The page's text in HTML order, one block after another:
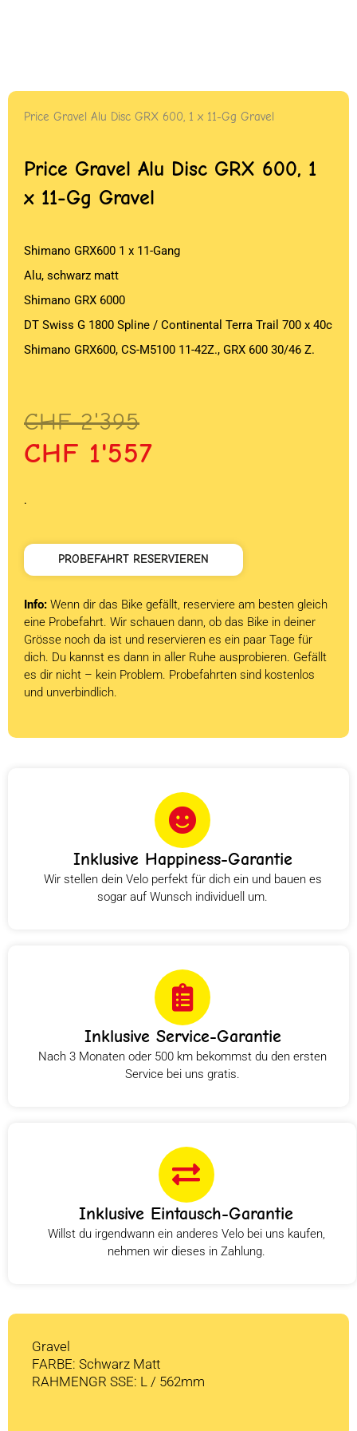
Price Gravel Alu Disc GRX 600, 1 x 11-Gg Gravel
Price Gravel Alu Disc GRX 600, 1
x 11-Gg Gravel
Shimano GRX600 1 x 11-Gang
Alu, schwarz matt
Shimano GRX 6000
DT Swiss G 1800 Spline / Continental Terra Trail 700 x 40c
Shimano GRX600, CS-M5100 11-42Z., GRX 600 30/46 Z.
CHF2'395
Ursprünglicher
Preis
war:
CHF 2'395
CHF 1'557
Aktueller
Preis
ist:
CHF 1'557.
.
PROBEFAHRT RESERVIEREN
Info: Wenn dir das Bike gefällt, reserviere am besten gleich
eine Probefahrt. Wir schauen dann, ob das Bike in deiner
Grösse noch da ist und reservieren es ein paar Tage für
dich. Du kannst es dann in aller Ruhe ausprobieren. Gefällt
es dir nicht – kein Problem. Probefahrten sind kostenlos
und unverbindlich.
Inklusive Happiness-Garantie
Wir stellen dein Velo perfekt für dich ein und bauen es
sogar auf Wunsch individuell um.
Inklusive Service-Garantie
Nach 3 Monaten oder 500 km bekommst du den ersten
Service bei uns gratis.
Inklusive Eintausch-Garantie
Willst du irgendwann ein anderes Velo bei uns kaufen,
nehmen wir dieses in Zahlung.
Gravel
FARBE: Schwarz Matt
RAHMENGR SSE: L / 562mm